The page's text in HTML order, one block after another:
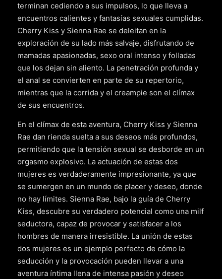
terminan cediendo a sus impulsos, lo que lleva a
encuentros calientes y fantasías sexuales cumplidas.
Cherry Kiss y Sienna Rae se deleitan en la
exploración de su lado más salvaje, disfrutando de
mamadas apasionadas, sexo oral intenso y folladas
que los dejan sin aliento. La penetración profunda y
el anal se convierten en parte de su repertorio,
mientras que la corrida y el creampie son el clímax
de sus encuentros.
En el clímax de esta aventura, Cherry Kiss y Sienna
Rae dan rienda suelta a sus deseos más profundos,
permitiendo que la tensión sexual se desborde en un
orgasmo explosivo. La actuación de estas dos
mujeres es verdaderamente impresionante, ya que
se sumergen en un mundo de placer y deseo, donde
no hay límites. Sienna Rae, bajo la guía de Cherry
Kiss, descubre su verdadero potencial como una milf
seductora, capaz de provocar y satisfacer a los
hombres de manera irresistible. La unión de estas
dos mujeres es un ejemplo perfecto de cómo la
seducción y la provocación pueden llevar a una
aventura íntima llena de intensa pasión y deseo